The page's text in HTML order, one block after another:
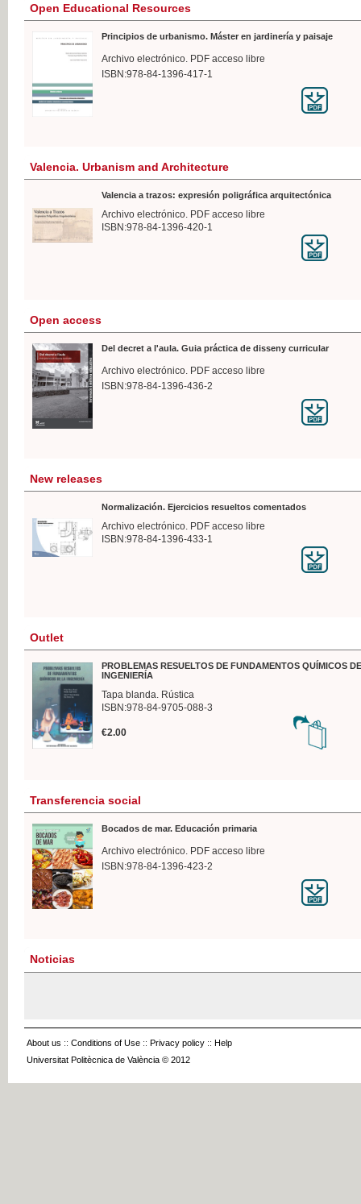
Open Educational Resources
Principios de urbanismo. Máster en jardinería y paisaje
Archivo electrónico. PDF acceso libre
ISBN:978-84-1396-417-1
Valencia. Urbanism and Architecture
Valencia a trazos: expresión poligráfica arquitectónica
Archivo electrónico. PDF acceso libre
ISBN:978-84-1396-420-1
Open access
Del decret a l'aula. Guia práctica de disseny curricular
Archivo electrónico. PDF acceso libre
ISBN:978-84-1396-436-2
New releases
Normalización. Ejercicios resueltos comentados
Archivo electrónico. PDF acceso libre
ISBN:978-84-1396-433-1
Outlet
PROBLEMAS RESUELTOS DE FUNDAMENTOS QUÍMICOS
INGENIERÍA
Tapa blanda. Rústica
ISBN:978-84-9705-088-3
€2.00
Transferencia social
Bocados de mar. Educación primaria
Archivo electrónico. PDF acceso libre
ISBN:978-84-1396-423-2
Noticias
About us :: Conditions of Use :: Privacy policy :: Help
Universitat Politècnica de València © 2012